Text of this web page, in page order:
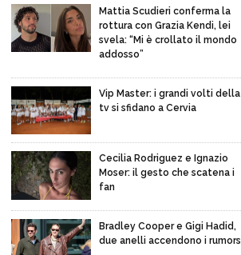
Mattia Scudieri conferma la
rottura con Grazia Kendi, lei
svela: “Mi è crollato il mondo
addosso”
Vip Master: i grandi volti della
tv si sfidano a Cervia
Cecilia Rodriguez e Ignazio
Moser: il gesto che scatena i
fan
Bradley Cooper e Gigi Hadid,
due anelli accendono i rumors